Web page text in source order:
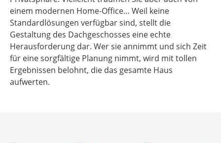
einem modernen Home-Office… Weil keine
Standardlösungen verfügbar sind, stellt die
Gestaltung des Dachgeschosses eine echte
Herausforderung dar. Wer sie annimmt und sich Zeit
für eine sorgfältige Planung nimmt, wird mit tollen
Ergebnissen belohnt, die das gesamte Haus
aufwerten.